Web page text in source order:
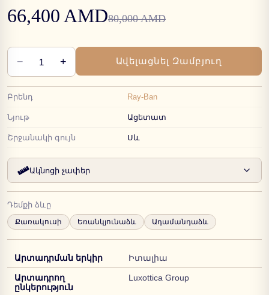
66,400 AMD80,000 AMD
− 1 + Ավելացնել Զամբյուղ
Բրենդ Ray-Ban
Նյութ Ացետատ
Շրջանակի գույն Սև
Ակնոցի չափեր
Դեմքի ձևը
Քառակուսի Եռանկյունաձև Ադամանդաձև
Արտադրման երկիր Իտալիա
Արտադրող
ընկերություն
Luxottica Group